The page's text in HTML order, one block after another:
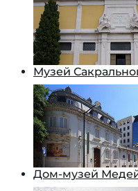
Музей
Дом-музей